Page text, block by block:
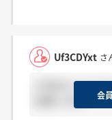
Uf3CDYxt さ
27卒はじゃん
会